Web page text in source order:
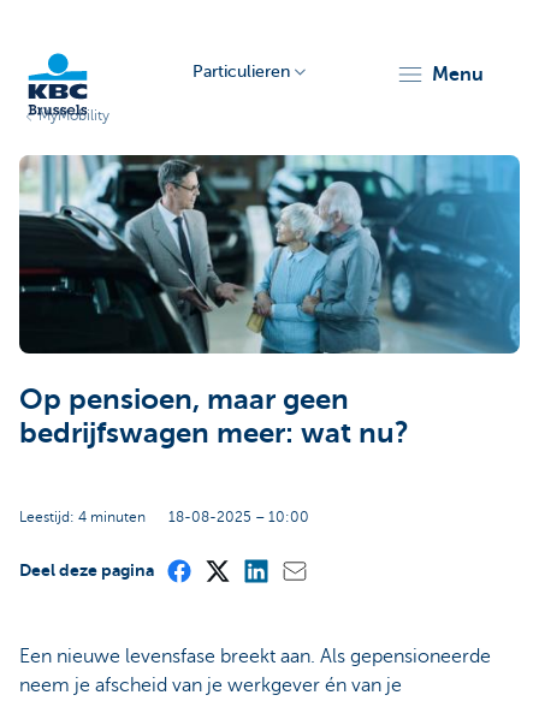
Brussels
Particulieren menu
MyMobility
Op pensioen, maar geen
bedrijfswagen meer: wat nu?
Leestijd: 4 minuten 18-08-2025 – 10:00
Deel deze pagina
Een nieuwe levensfase breekt aan. Als gepensioneerde
neem je afscheid van je werkgever én van je